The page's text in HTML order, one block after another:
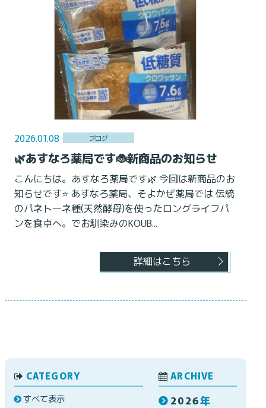
2026.01.08 ブログ
🌿あすなろ薬局です🐞新商品のお知らせ
こんにちは。あすなろ薬局です🌿 今回は新商品のお
知らせです⭐️ あすなろ薬局、そよかぜ薬局では 伝統
のパネトーネ種(天然酵母)を使ったロングライフパ
ンを食卓へ。でお馴染みのKOUB...
詳細はこちら
CATEGORY
すべて表示
ARCHIVE
2026年